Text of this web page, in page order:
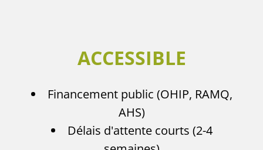
ACCESSIBLE
Financement public (OHIP, RAMQ,
AHS)
Délais d'attente courts (2-4